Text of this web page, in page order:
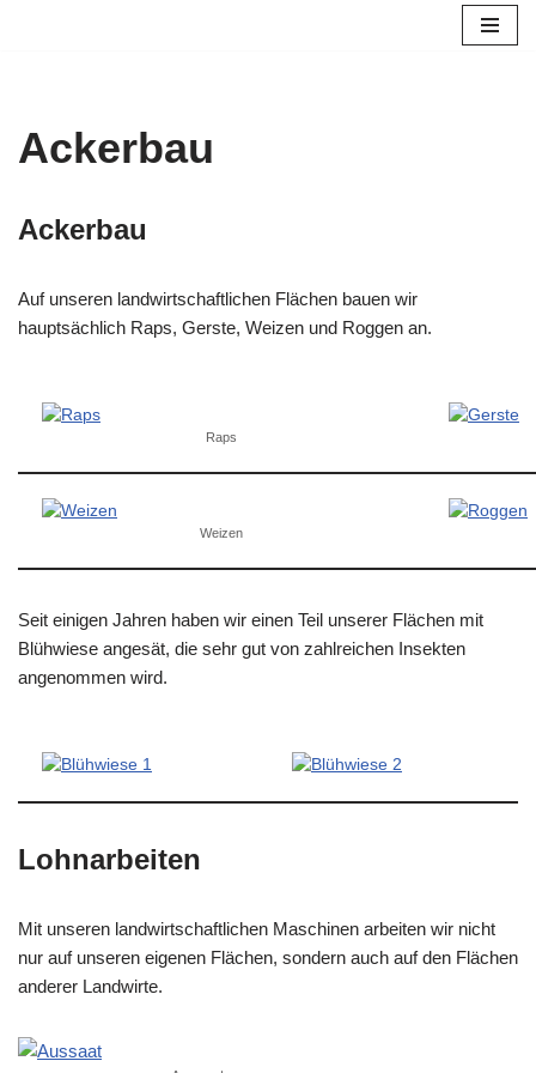
Ackerbau
Ackerbau
Auf unseren landwirtschaftlichen Flächen bauen wir
hauptsächlich Raps, Gerste, Weizen und Roggen an.
Raps
Weizen
Seit einigen Jahren haben wir einen Teil unserer Flächen mit
Blühwiese angesät, die sehr gut von zahlreichen Insekten
angenommen wird.
Lohnarbeiten
Mit unseren landwirtschaftlichen Maschinen arbeiten wir nicht
nur auf unseren eigenen Flächen, sondern auch auf den Flächen
anderer Landwirte.